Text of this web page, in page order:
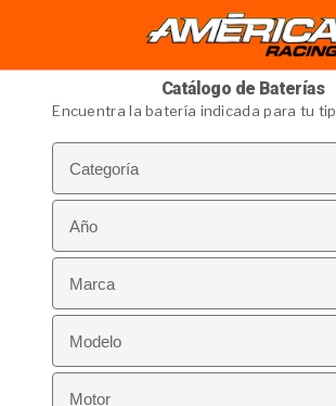
Catálogo de Baterías
Encuentra la batería indicada para tu